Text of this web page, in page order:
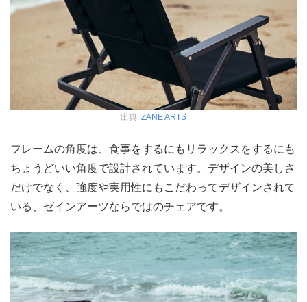
出典: ZANE ARTS
フレームの角度は、食事をするにもリラックスをするにも
ちょうどいい角度で設計されています。デザインの美しさ
だけでなく、強度や実用性にもこだわってデザインされて
いる、ゼインアーツならではのチェアです。